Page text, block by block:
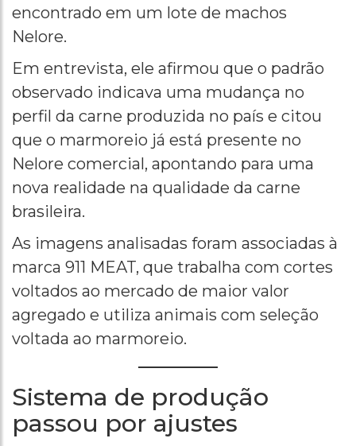
encontrado em um lote de machos
Nelore.
Em entrevista, ele afirmou que o padrão
observado indicava uma mudança no
perfil da carne produzida no país e citou
que o marmoreio já está presente no
Nelore comercial, apontando para uma
nova realidade na qualidade da carne
brasileira.
As imagens analisadas foram associadas à
marca 911 MEAT, que trabalha com cortes
voltados ao mercado de maior valor
agregado e utiliza animais com seleção
voltada ao marmoreio.
Sistema de produção
passou por ajustes